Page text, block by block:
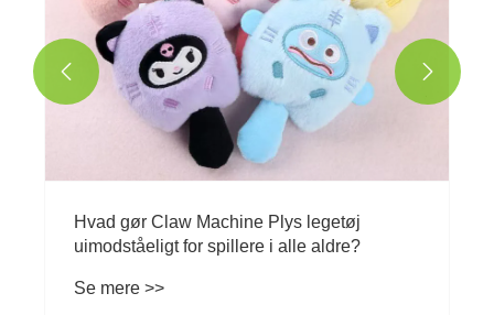
Hvad gør Claw Machine Plys legetøj
uimodståeligt for spillere i alle aldre?
Se mere >>
 